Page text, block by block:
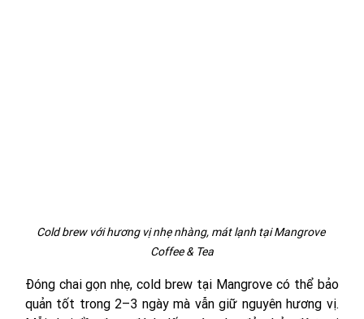
Cold brew với hương vị nhẹ nhàng, mát lạnh tại Mangrove
Coffee & Tea
Đóng chai gọn nhẹ, cold brew tại Mangrove có thể bảo
quản tốt trong 2–3 ngày mà vẫn giữ nguyên hương vị.